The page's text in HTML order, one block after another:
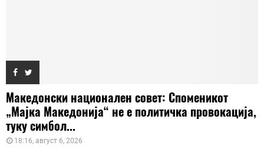
Македонски национален совет: Споменикот
„Мајка Македонија“ не е политичка провокација,
туку симбол...
18:16, август 6, 2026